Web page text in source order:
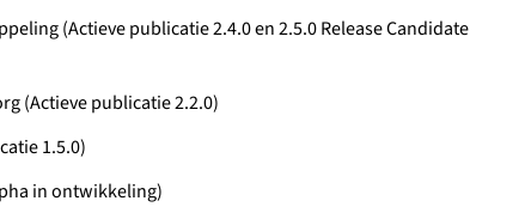
(Actieve publicatie 2.4.0 en 2.5.0 Release Candidate
(Actieve publicatie 2.2.0)
1.5.0)
in ontwikkeling)